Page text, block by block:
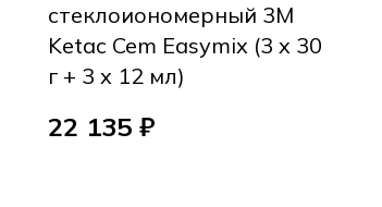
стеклоиономерный 3M
Ketac Cem Easymix (3 x 30
г + 3 x 12 мл)
22 135 ₽